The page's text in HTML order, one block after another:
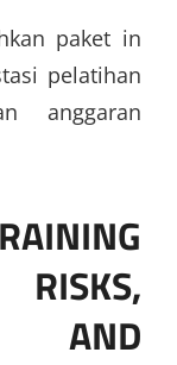
paket in
pelatihan
anggaran
AND